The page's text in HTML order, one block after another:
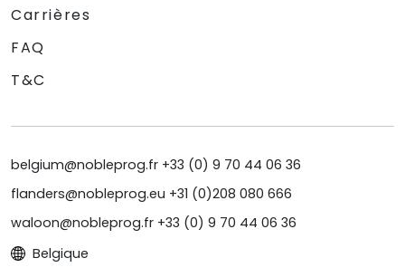
Carrières
FAQ
T&C
belgium@nobleprog.fr +33 (0) 9 70 44 06 36
flanders@nobleprog.eu +31 (0)208 080 666
waloon@nobleprog.fr +33 (0) 9 70 44 06 36
Belgique